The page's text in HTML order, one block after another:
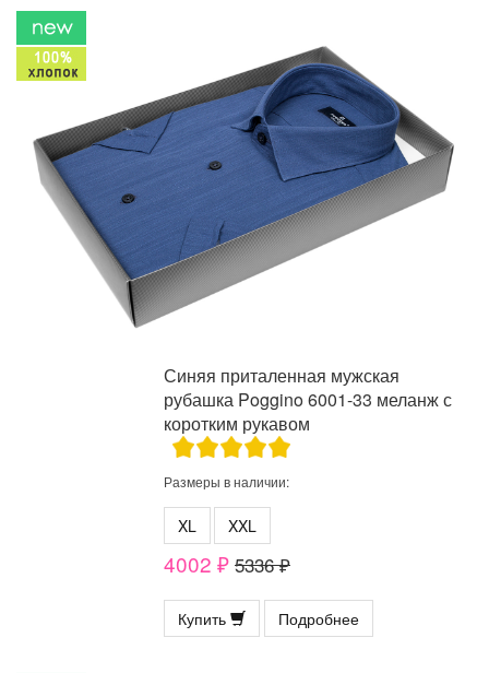
Синяя приталенная мужская
рубашка Poggino 6001-33 меланж с
коротким рукавом
Размеры в наличии:
XL XXL
4002 ₽ 5336 ₽
Купить Подробнее